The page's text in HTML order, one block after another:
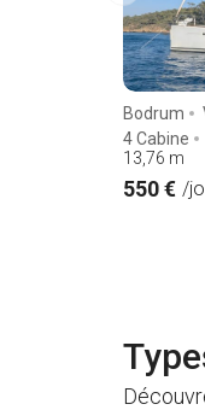
Bodrum
4 Cabine
13,76 m
550 € /